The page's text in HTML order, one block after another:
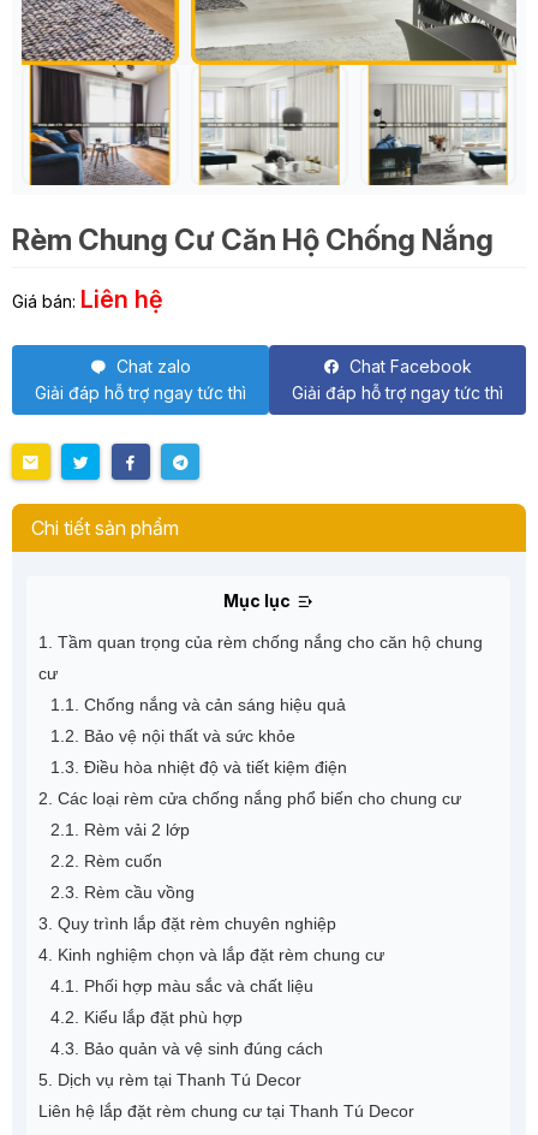
Rèm Chung Cư Căn Hộ Chống Nắng
Giá bán: Liên hệ
Chat zalo
Giải đáp hỗ trợ ngay tức thì
Chat Facebook
Giải đáp hỗ trợ ngay tức thì
Chi tiết sản phẩm
Mục lục
1. Tầm quan trọng của rèm chống nắng cho căn hộ chung
cư
1.1. Chống nắng và cản sáng hiệu quả
1.2. Bảo vệ nội thất và sức khỏe
1.3. Điều hòa nhiệt độ và tiết kiệm điện
2. Các loại rèm cửa chống nắng phổ biến cho chung cư
2.1. Rèm vải 2 lớp
2.2. Rèm cuốn
2.3. Rèm cầu vồng
3. Quy trình lắp đặt rèm chuyên nghiệp
4. Kinh nghiệm chọn và lắp đặt rèm chung cư
4.1. Phối hợp màu sắc và chất liệu
4.2. Kiểu lắp đặt phù hợp
4.3. Bảo quản và vệ sinh đúng cách
5. Dịch vụ rèm tại Thanh Tú Decor
Liên hệ lắp đặt rèm chung cư tại Thanh Tú Decor